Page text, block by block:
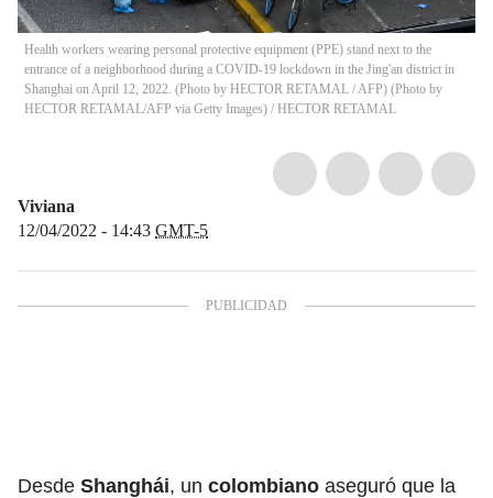
Health workers wearing personal protective equipment (PPE) stand next to the
entrance of a neighborhood during a COVID-19 lockdown in the Jing'an district in
Shanghai on April 12, 2022. (Photo by HECTOR RETAMAL / AFP) (Photo by
HECTOR RETAMAL/AFP via Getty Images) / HECTOR RETAMAL
Viviana
12/04/2022 - 14:43 GMT-5
Desde Shanghái, un colombiano aseguró que la